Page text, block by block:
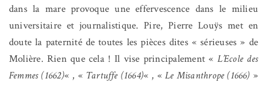
dans la mare provoque une effervescence dans le milieu
universitaire et journalistique. Pire, Pierre Louÿs met en
doute la paternité de toutes les pièces dites « sérieuses » de
Molière. Rien que cela ! Il vise principalement « L’Ecole des
Femmes (1662)« , « Tartuffe (1664)« , «Le Misanthrope (1666) »